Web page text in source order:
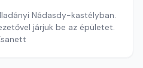
Nádasdy-kastélyban.
járjuk be az épületet.